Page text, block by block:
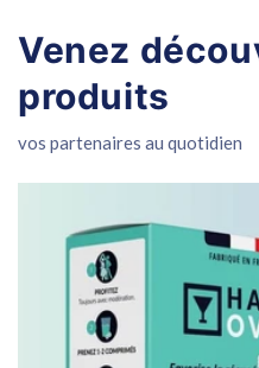
Venez
produits
vos partenaires au quotidien